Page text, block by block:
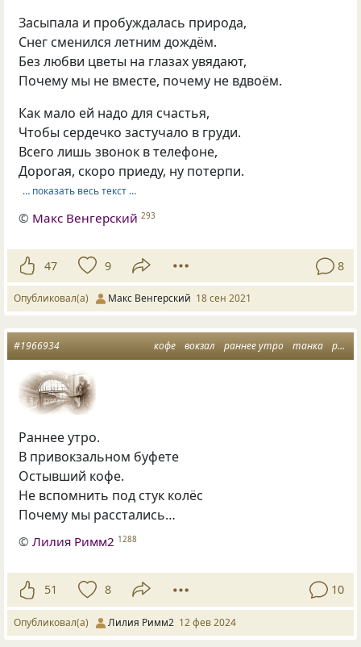
Засыпала и пробуждалась природа,
Снег сменился летним дождём.
Без любви цветы на глазах увядают,
Почему мы не вместе, почему не вдвоём.
Как мало ей надо для счастья,
Чтобы сердечко застучало в груди.
Всего лишь звонок в телефоне,
Дорогая, скоро приеду, ну потерпи.
… показать весь текст …
© Макс Венгерский 293
47 9 8
Опубликовал(а) Макс Венгерский 18 сен 2021
кофе вокзал раннее утро танка расставание
#1966934
Раннее утро.
В привокзальном буфете
Остывший кофе.
Не вспомнить под стук колёс
Почему мы расстались…
©Лилия Римм2 1288
51 8 10
Опубликовал(а) Лилия Римм2 12 фев 2024